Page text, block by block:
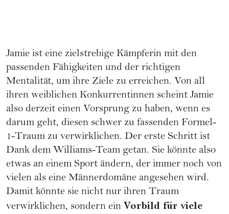
Jamie ist eine zielstrebige Kämpferin mit den
passenden Fähigkeiten und der richtigen
Mentalität, um ihre Ziele zu erreichen. Von all
ihren weiblichen Konkurrentinnen scheint Jamie
also derzeit einen Vorsprung zu haben, wenn es
darum geht, diesen schwer zu fassenden Formel-
1-Traum zu verwirklichen. Der erste Schritt ist
Dank dem Williams-Team getan. Sie könnte also
etwas an einem Sport ändern, der immer noch von
vielen als eine Männerdomäne angesehen wird.
Damit könnte sie nicht nur ihren Traum
verwirklichen, sondern ein Vorbild für viele